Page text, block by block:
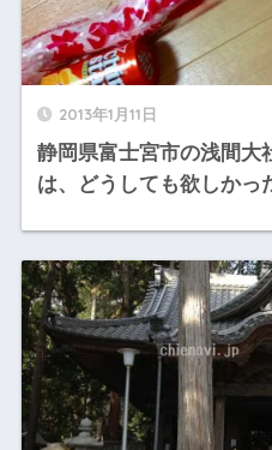
2013年1月11日
静岡県富士宮市の浅間大
は、どうしても欲しかっ